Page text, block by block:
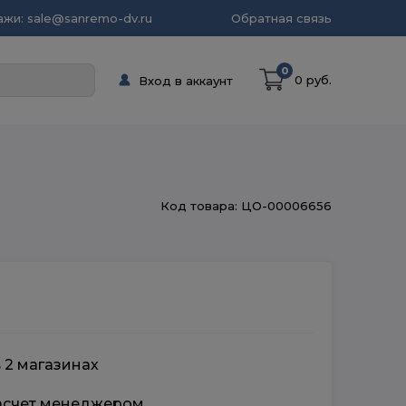
sale@sanremo-dv.ru Обратная связь
Вход в аккаунт
0
0 руб.
Код товара: ЦО-00006656
магазинах